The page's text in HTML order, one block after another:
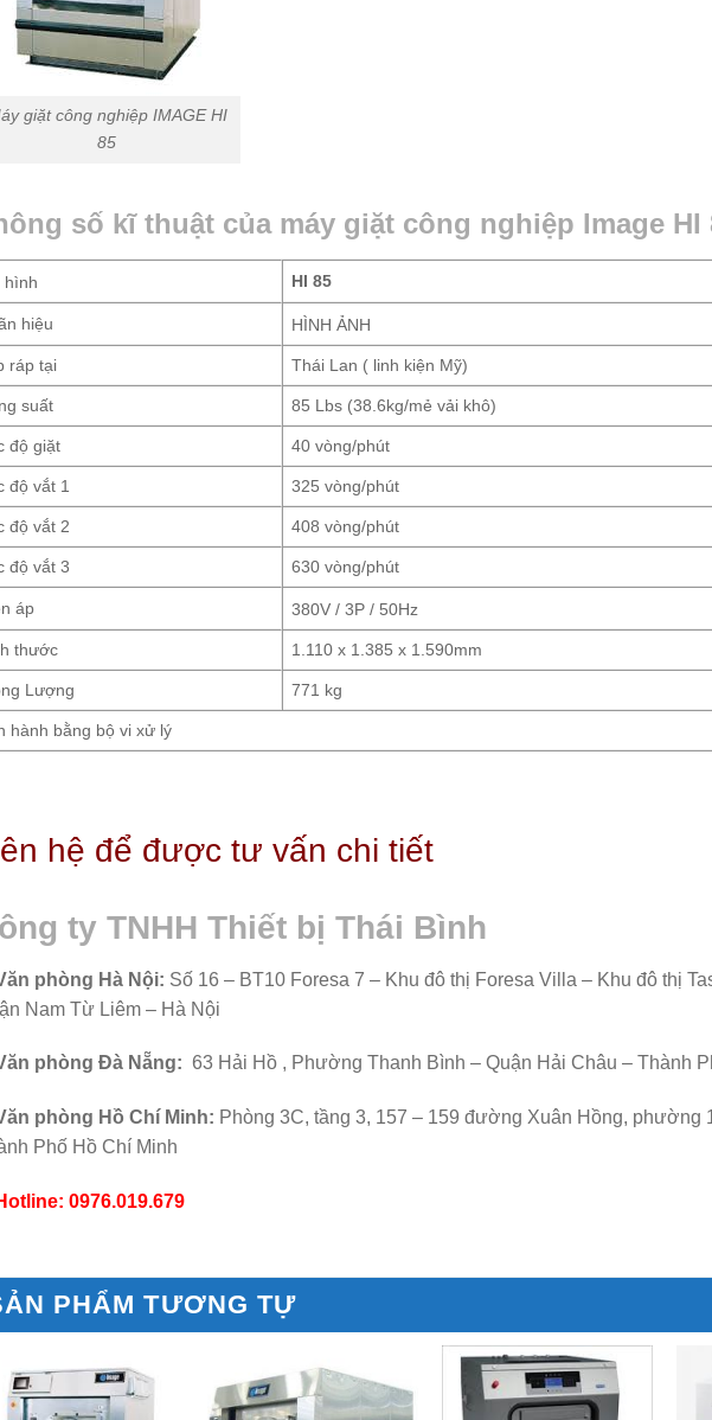
giặt công nghiệp IMAGE HI
85
số kĩ thuật của máy giặt công nghiệp Image HI
hình HI 85
hiệu HÌNH ẢNH
ráp tại Thái Lan ( linh kiện Mỹ)
suất 85 Lbs (38.6kg/mẻ vải khô)
độ giặt 40 vòng/phút
độ vắt 1 325 vòng/phút
độ vắt 2 408 vòng/phút
độ vắt 3 630 vòng/phút
áp 380V / 3P / 50Hz
thước 1.110 x 1.385 x 1.590mm
Lượng 771 kg
hành bằng bộ vi xử lý
hệ để được tư vấn chi tiết
ty TNHH Thiết bị Thái Bình
phòng Hà Nội: Số 16 – BT10 Foresa 7 – Khu đô thị Foresa Villa – Khu đô thị
Nam Từ Liêm – Hà Nội
phòng Đà Nẵng: 63 Hải Hồ , Phường Thanh Bình – Quận Hải Châu – Thành
phòng Hồ Chí Minh: Phòng 3C, tầng 3, 157 – 159 đường Xuân Hồng, phường
Phố Hồ Chí Minh
0976.019.679
PHẨM TƯƠNG TỰ